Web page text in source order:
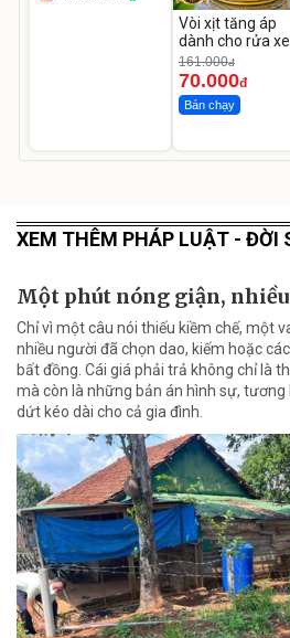
Vòi xịt tăng áp
dành cho rửa
tưới cây
161.000đ
70.000đ
Bán chạy
XEM THÊM PHÁP LUẬT - ĐỜI
Một phút nóng giận,
Chỉ vì một câu nói thiếu kiềm chế, một
nhiều người đã chọn dao, kiếm hoặc
bất đồng. Cái giá phải trả không chỉ là
mà còn là những bản án hình sự, tương
dứt kéo dài cho cả gia đình.